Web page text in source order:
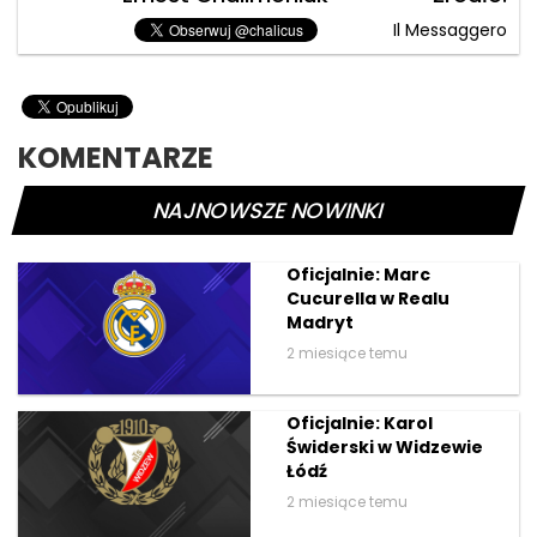
Il Messaggero
KOMENTARZE
NAJNOWSZE NOWINKI
Oficjalnie: Marc
Cucurella w Realu
Madryt
2 miesiące temu
Oficjalnie: Karol
Świderski w Widzewie
Łódź
2 miesiące temu